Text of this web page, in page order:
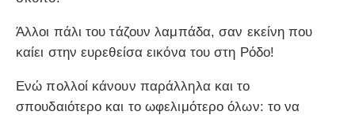
Άλλοι πάλι του τάζουν λαμπάδα, σαν εκείνη που
καίει στην ευρεθείσα εικόνα του στη Ρόδο!
Ενώ πολλοί κάνουν παράλληλα και το
σπουδαιότερο και το ωφελιμότερο όλων: το να